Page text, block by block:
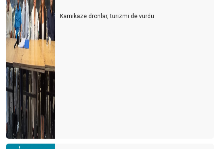
Kamikaze dronlar, turizmi de vurdu